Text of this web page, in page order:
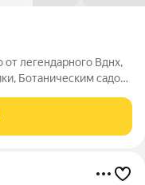
легендарного Вднх,
Ботаническим садом.
автомобиле.